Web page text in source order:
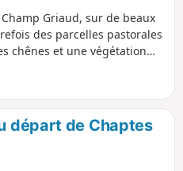
Griaud, sur de beaux
des parcelles pastorales
chênes et une végétation
une visite du quartier des
de Châteaugay.
départ de Chaptes